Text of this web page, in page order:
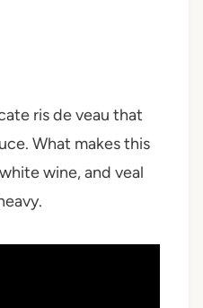
ris de veau that
What makes this
wine, and veal